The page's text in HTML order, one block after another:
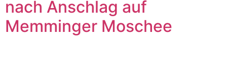
nach Anschlag auf
Memminger Moschee